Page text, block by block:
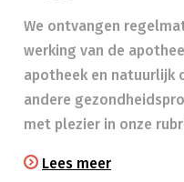
We ontvangen
werking van de
apotheek en natuurlijk
andere
met plezier in onze
Lees meer